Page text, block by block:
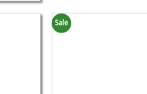
Sale